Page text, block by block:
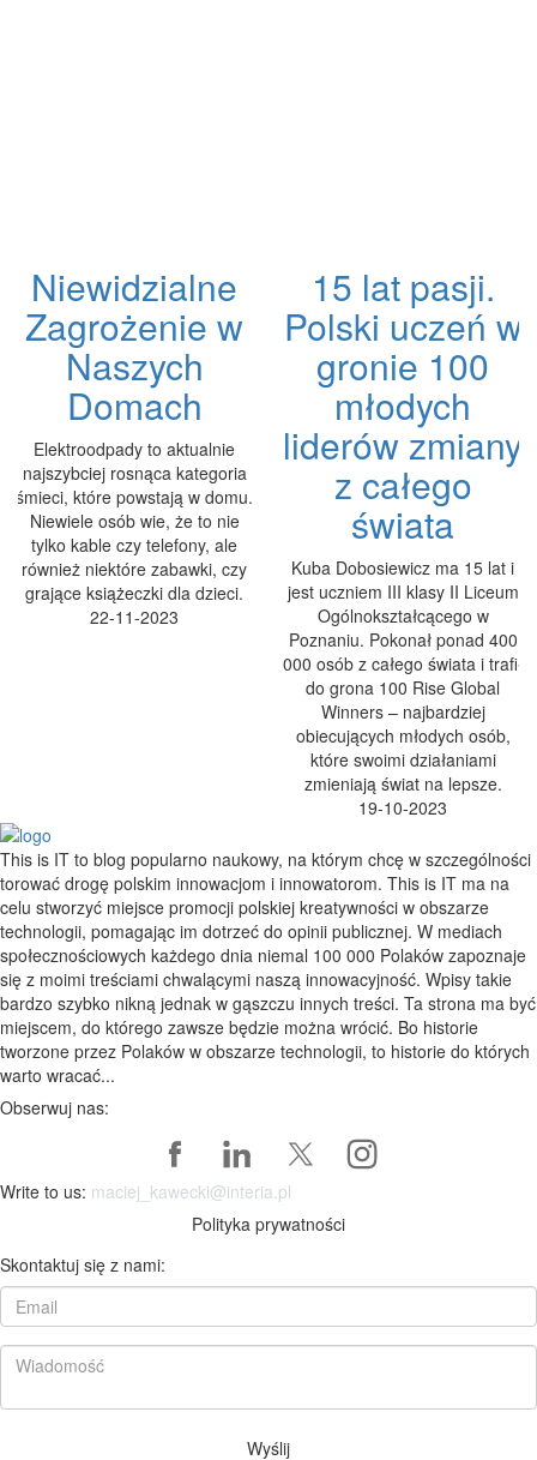
Niewidzialne
Zagrożenie w
Naszych
Domach
Elektroodpady to aktualnie
najszybciej rosnąca kategoria
śmieci, które powstają w domu.
Niewiele osób wie, że to nie
tylko kable czy telefony, ale
również niektóre zabawki, czy
grające książeczki dla dzieci.
22-11-2023
15 lat pasji.
Polski uczeń w
gronie 100
młodych
liderów zmiany
z całego
świata
Kuba Dobosiewicz ma 15 lat i
jest uczniem III klasy II Liceum
Ogólnokształcącego w
Poznaniu. Pokonał ponad 400
000 osób z całego świata i trafił
do grona 100 Rise Global
Winners – najbardziej
obiecujących młodych osób,
które swoimi działaniami
zmieniają świat na lepsze.
19-10-2023
This is IT to blog popularno naukowy, na którym chcę w szczególności
torować drogę polskim innowacjom i innowatorom. This is IT ma na
celu stworzyć miejsce promocji polskiej kreatywności w obszarze
technologii, pomagając im dotrzeć do opinii publicznej. W mediach
społecznościowych każdego dnia niemal 100 000 Polaków zapoznaje
się z moimi treściami chwalącymi naszą innowacyjność. Wpisy takie
bardzo szybko nikną jednak w gąszczu innych treści. Ta strona ma być
miejscem, do którego zawsze będzie można wrócić. Bo historie
tworzone przez Polaków w obszarze technologii, to historie do których
warto wracać...
Obserwuj nas:
Write to us: maciej_kawecki@interia.pl
Polityka prywatności
Skontaktuj się z nami:
Wyślij